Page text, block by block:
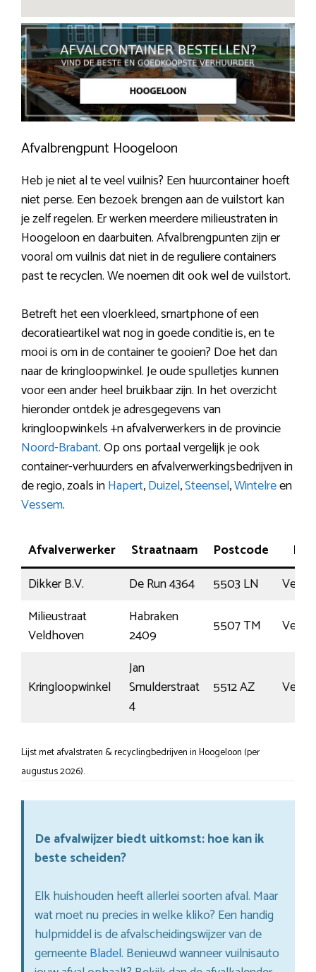
Afvalbrengpunt Hoogeloon
Heb je niet al te veel vuilnis? Een huurcontainer hoeft
niet perse. Een bezoek brengen aan de vuilstort kan
je zelf regelen. Er werken meerdere milieustraten in
Hoogeloon en daarbuiten. Afvalbrengpunten zijn er
vooral om vuilnis dat niet in de reguliere containers
past te recyclen. We noemen dit ook wel de vuilstort.
Betreft het een vloerkleed, smartphone of een
decoratieartikel wat nog in goede conditie is, en te
mooi is om in de container te gooien? Doe het dan
naar de kringloopwinkel. Je oude spulletjes kunnen
voor een ander heel bruikbaar zijn. In het overzicht
hieronder ontdek je adresgegevens van
kringloopwinkels +n afvalverwerkers in de provincie
Noord-Brabant. Op ons portaal vergelijk je ook
container-verhuurders en afvalverwerkingsbedrijven in
de regio, zoals inHapert,Duizel,Steensel,Wintelreen
Vessem.
Afvalverwerker Straatnaam Postcode
Dikker B.V.
De Run 4364 5503 LN
Milieustraat
Veldhoven
Habraken
2409
5507 TM
Kringloopwinkel
Jan
Smulderstraat
4
5512 AZ
Lijst met afvalstraten & recyclingbedrijven in Hoogeloon (per
augustus 2026).
De afvalwijzer biedt uitkomst: hoe kan ik
beste scheiden?
Elk huishouden heeft allerlei soorten afval. Maar
wat moet nu precies in welke kliko? Een handig
hulpmiddel is de afvalscheidingswijzer van de
gemeenteBladel. Benieuwd wanneer vuilnisauto